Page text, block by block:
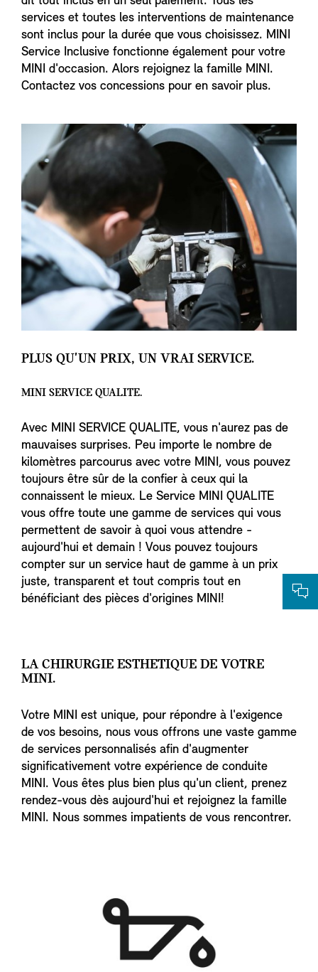
services et toutes les interventions de maintenance
sont inclus pour la durée que vous choisissez. MINI
Service Inclusive fonctionne également pour votre
MINI d'occasion. Alors rejoignez la famille MINI.
Contactez vos concessions pour en savoir plus.
PLUS QU'UN PRIX, UN VRAI SERVICE.
MINI SERVICE QUALITE.
Avec MINI SERVICE QUALITE, vous n'aurez pas de
mauvaises surprises. Peu importe le nombre de
kilomètres parcourus avec votre MINI, vous pouvez
toujours être sûr de la confier à ceux qui la
connaissent le mieux. Le Service MINI QUALITE
vous offre toute une gamme de services qui vous
permettent de savoir à quoi vous attendre -
aujourd'hui et demain ! Vous pouvez toujours
compter sur un service haut de gamme à un prix
juste, transparent et tout compris tout en
bénéficiant des pièces d'origines MINI!
LA CHIRURGIE ESTHETIQUE DE VOTRE
MINI.
Votre MINI est unique, pour répondre à l'exigence
de vos besoins, nous vous offrons une vaste gamme
de services personnalisés afin d'augmenter
significativement votre expérience de conduite
MINI. Vous êtes plus bien plus qu'un client, prenez
rendez-vous dès aujourd'hui et rejoignez la famille
MINI. Nous sommes impatients de vous rencontrer.